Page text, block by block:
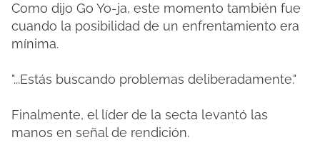
Como dijo Go Yo-ja, este momento también fue
cuando la posibilidad de un enfrentamiento era
mínima.
"...Estás buscando problemas deliberadamente."
Finalmente, el líder de la secta levantó las
manos en señal de rendición.